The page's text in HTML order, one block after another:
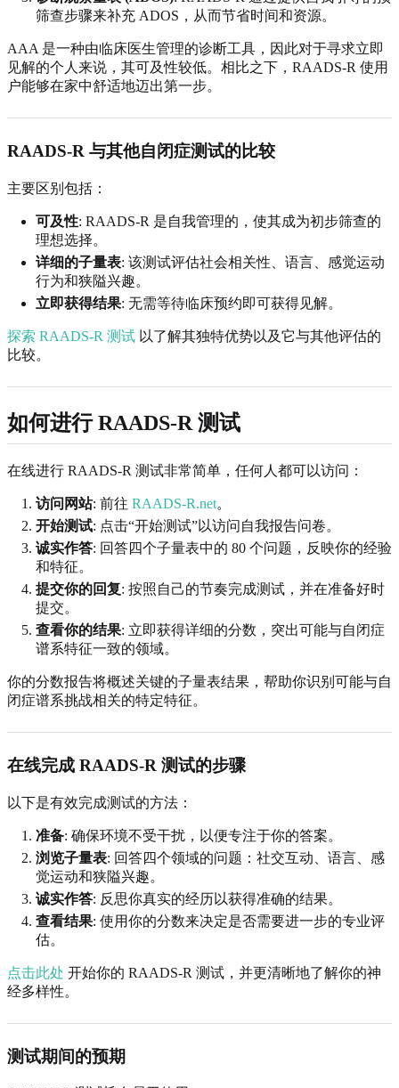
筛查步骤来补充 ADOS，从而节省时间和资源。
AAA 是一种由临床医生管理的诊断工具，因此对于寻求立即
见解的个人来说，其可及性较低。相比之下，RAADS-R 使用
户能够在家中舒适地迈出第一步。
RAADS-R 与其他自闭症测试的比较
主要区别包括：
可及性: RAADS-R 是自我管理的，使其成为初步筛查的
理想选择。
详细的子量表: 该测试评估社会相关性、语言、感觉运动
行为和狭隘兴趣。
立即获得结果: 无需等待临床预约即可获得见解。
探索 RAADS-R 测试 以了解其独特优势以及它与其他评估的
比较。
如何进行 RAADS-R 测试
在线进行 RAADS-R 测试非常简单，任何人都可以访问：
访问网站: 前往 RAADS-R.net。
开始测试: 点击“开始测试”以访问自我报告问卷。
诚实作答: 回答四个子量表中的 80 个问题，反映你的经验
和特征。
提交你的回复: 按照自己的节奏完成测试，并在准备好时
提交。
查看你的结果: 立即获得详细的分数，突出可能与自闭症
谱系特征一致的领域。
你的分数报告将概述关键的子量表结果，帮助你识别可能与自
闭症谱系挑战相关的特定特征。
在线完成 RAADS-R 测试的步骤
以下是有效完成测试的方法：
准备: 确保环境不受干扰，以便专注于你的答案。
浏览子量表: 回答四个领域的问题：社交互动、语言、感
觉运动和狭隘兴趣。
诚实作答: 反思你真实的经历以获得准确的结果。
查看结果: 使用你的分数来决定是否需要进一步的专业评
估。
点击此处 开始你的 RAADS-R 测试，并更清晰地了解你的神
经多样性。
测试期间的预期